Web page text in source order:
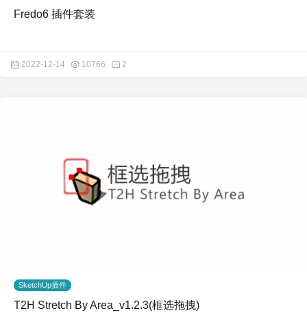
Fredo6 插件套装
2022-12-14 10766 2
SketchUp插件
T2H Stretch By Area_v1.2.3(框选拖拽)